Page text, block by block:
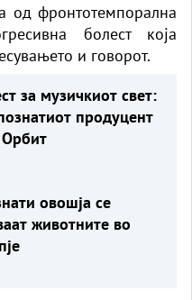
од фронтотемпорална
болест која
и говорот.
за музичкиот свет:
продуцент
овошја се
животните во